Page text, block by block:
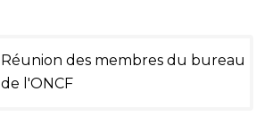
Réunion des membres du bureau
de l'ONCF